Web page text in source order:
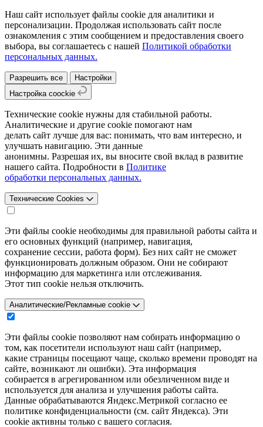
Наш сайт использует файлы cookie для аналитики и
персонализации. Продолжая использовать сайт после
ознакомления с этим сообщением и предоставления своего
выбора, вы соглашаетесь с нашей Политикой обработки
персональных данных.
Разрешить все
Настройки
Настройка coockie
Технические cookie нужны для стабильной работы.
Аналитические и другие cookie помогают нам
делать сайт лучше для вас: понимать, что вам интересно, и
улучшать навигацию. Эти данные
анонимны. Разрешая их, вы вносите свой вклад в развитие
нашего сайта. Подробности в Политике
обработки персональных данных.
Технические Cookies
Эти файлы cookie необходимы для правильной работы сайта и
его основных функций (например, навигация,
сохранение сессии, работа форм). Без них сайт не сможет
функционировать должным образом. Они не собирают
информацию для маркетинга или отслеживания.
Этот тип cookie нельзя отключить.
Аналитические/Рекламные cookie
Эти файлы cookie позволяют нам собирать информацию о
том, как посетители используют наш сайт (например,
какие страницы посещают чаще, сколько времени проводят на
сайте, возникают ли ошибки). Эта информация
собирается в агрегированном или обезличенном виде и
используется для анализа и улучшения работы сайта.
Данные обрабатываются Яндекс.Метрикой согласно ее
политике конфиденциальности (см. сайт Яндекса). Эти
cookie активны только с вашего согласия.